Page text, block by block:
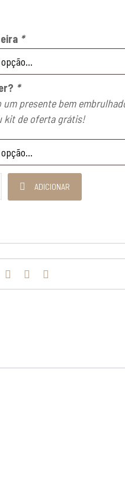
*
*
um presente bem
kit de oferta grátis!
AsaADICIONAR